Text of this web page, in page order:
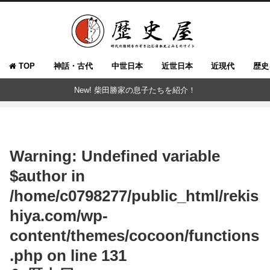
TOP 神話・古代 中世日本 近世日本 近現代 歴
New! 柴田勝家の息子たちを紹介！
Warning: Undefined variable
$author in
/home/c0798277/public_html/rekis
hiya.com/wp-
content/themes/cocoon/functions
.php on line 131